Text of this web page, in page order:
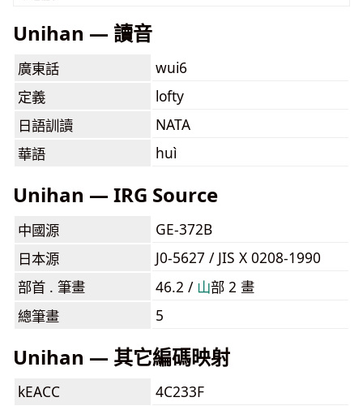
Unihan — 讀音
廣東話
wui6
定義
lofty
日語訓讀
NATA
華語
huì
Unihan — IRG Source
中國源
GE-372B
日本源
J0-5627 / JIS X 0208-1990
部首 . 筆畫
46.2 / ⼭部 2 畫
總筆畫
5
Unihan — 其它編碼映射
kEACC
4C233F